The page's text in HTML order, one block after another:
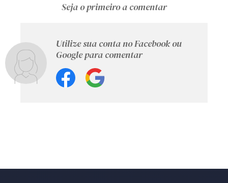
Seja o primeiro a comentar
Utilize sua conta no Facebook ou
Google para comentar